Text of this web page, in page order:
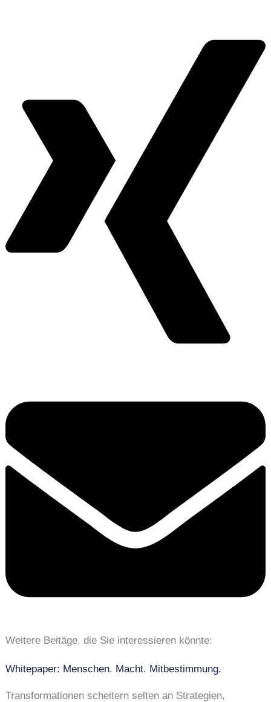
Weitere Beitäge, die Sie interessieren könnte:
Whitepaper: Menschen. Macht. Mitbestimmung.
Transformationen scheitern selten an Strategien,